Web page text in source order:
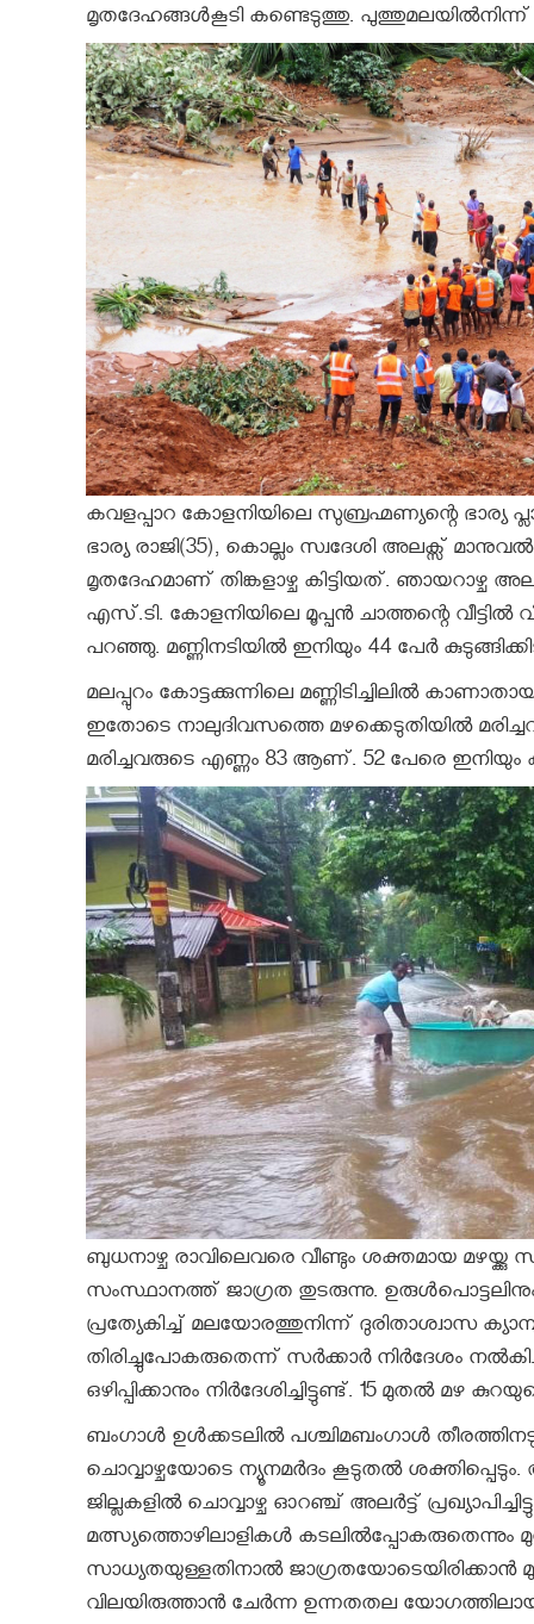
മൃതദേഹങ്ങൾകൂടി കണ്ടെടുത്തു.
കവളപ്പാറ കോളനിയിലെ സുബ്രഹ്മണ്യന്റെ ഭാര്യ
ഭാര്യ രാജി(35), കൊല്ലം സ്വദേശി അലക്സ്‌
മൃതദേഹമാണ് തിങ്കളാഴ്ച കിട്ടിയത്. ഞായറാഴ്ച
എസ്.ടി. കോളനിയിലെ മൂപ്പൻ ചാത്തന്റെ
പറഞ്ഞു. മണ്ണിനടിയിൽ ഇനിയും 44 പേർ
മലപ്പുറം കോട്ടക്കുന്നിലെ മണ്ണിടിച്ചിലിൽ
ഇതോടെ നാലുദിവസത്തെ മഴക്കെടുതിയിൽ
മരിച്ചവരുടെ എണ്ണം 83 ആണ്. 52 പേരെ
ബുധനാഴ്ച രാവിലെവരെ വീണ്ടും ശക്തമായ
സംസ്ഥാനത്ത് ജാഗ്രത തുടരുന്നു. ഉരുൾപൊട്ടലിനും
പ്രത്യേകിച്ച് മലയോരത്തുനിന്ന് ദുരിതാശ്വാസ
തിരിച്ചുപോകരുതെന്ന് സർക്കാർ നിർദേശം
ഒഴിപ്പിക്കാനും നിർദേശിച്ചിട്ടുണ്ട്. 15 മുതൽ മഴ
ബംഗാൾ ഉൾക്കടലിൽ പശ്ചിമബംഗാൾ
ചൊവ്വാഴ്ചയോടെ ന്യൂനമർദം കൂടുതൽ
ജില്ലകളിൽ ചൊവ്വാഴ്ച ഓറഞ്ച് അലർട്ട്
മത്സ്യത്തൊഴിലാളികൾ കടലിൽപ്പോകരുതെന്നും
സാധ്യതയുള്ളതിനാൽ ജാഗ്രതയോടെയിരിക്കാൻ
വിലയിരുത്താൻ ചേർന്ന ഉന്നതതല